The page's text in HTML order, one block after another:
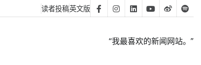
读者投稿英文版 FacebookInstagram
LinkedinYoutube
Weibo
“我最喜欢的新闻网站。”